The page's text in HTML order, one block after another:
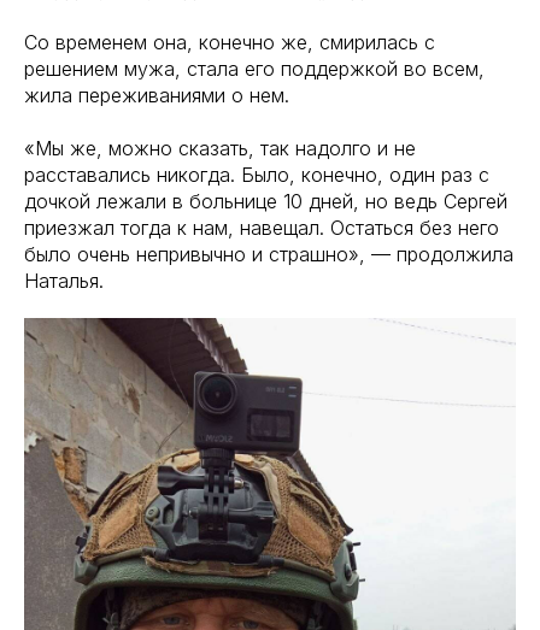
Со временем она, конечно же, смирилась с
решением мужа, стала его поддержкой во всем,
жила переживаниями о нем.
«Мы же, можно сказать, так надолго и не
расставались никогда. Было, конечно, один раз с
дочкой лежали в больнице 10 дней, но ведь Сергей
приезжал тогда к нам, навещал. Остаться без него
было очень непривычно и страшно», — продолжила
Наталья.